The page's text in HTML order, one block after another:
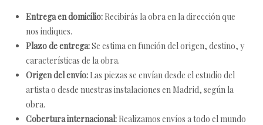
Entrega en domicilio: Recibirás la obra en la dirección que
nos indiques.
Plazo de entrega:Se estima en función del origen, destino, y
características de la obra.
Origen del envío: Las piezas se envían desde el estudio del
artista o desde nuestras instalaciones en Madrid, según la
obra.
Cobertura internacional: Realizamos envíos a todo el mundo